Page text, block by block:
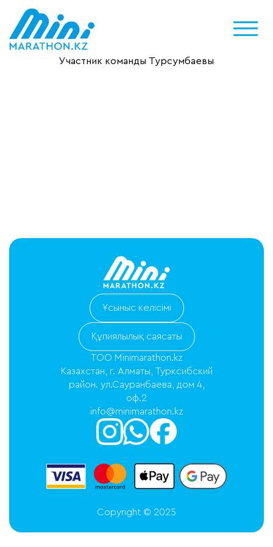
Участник команды Турсумбаевы
Ұсыныс келісімі
Құпиялылық саясаты
ТОО Minimarathon.kz
Казахстан, г. Алматы, Турксибский
район. ул.Сауранбаева, дом 4,
оф.2
info@minimarathon.kz
Copyright © 2025